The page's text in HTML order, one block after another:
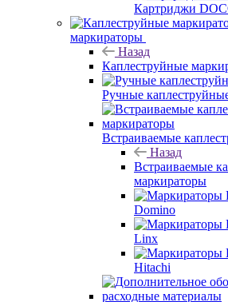
Картриджи
маркираторы
Назад
Каплеструйные
Ручные
Встраиваемые
Назад
Встраиваемые
маркираторы
Domino
Linx
Hitachi